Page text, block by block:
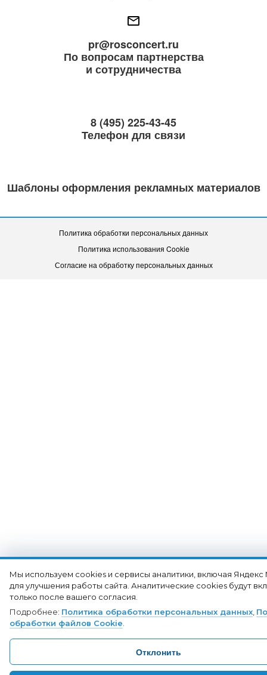
pr@rosconcert.ru
По вопросам партнерства
и сотрудничества
8 (495) 225-43-45
Телефон для связи
Шаблоны оформления рекламных материалов
Политика обработки персональных данных
Политика использования Cookie
Согласие на обработку персональных данных
Мы используем cookies и сервисы аналитики, включая Яндекс
для улучшения работы сайта. Аналитические cookies будут
только после вашего согласия.
Подробнее: Политика обработки персональных данных
обработки файлов Cookie
Отклонить